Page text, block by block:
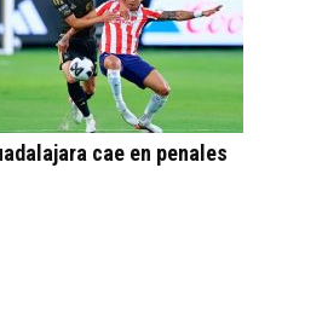
cae en penales